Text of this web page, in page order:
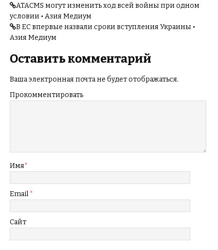
ATACMS могут изменить ход всей войны при одном
условии • Азия Медиум
В ЕС впервые назвали сроки вступления Украины •
Азия Медиум
Оставить комментарий
Ваша электронная почта не будет отображаться.
Прокомментировать
Имя*
Email *
Сайт